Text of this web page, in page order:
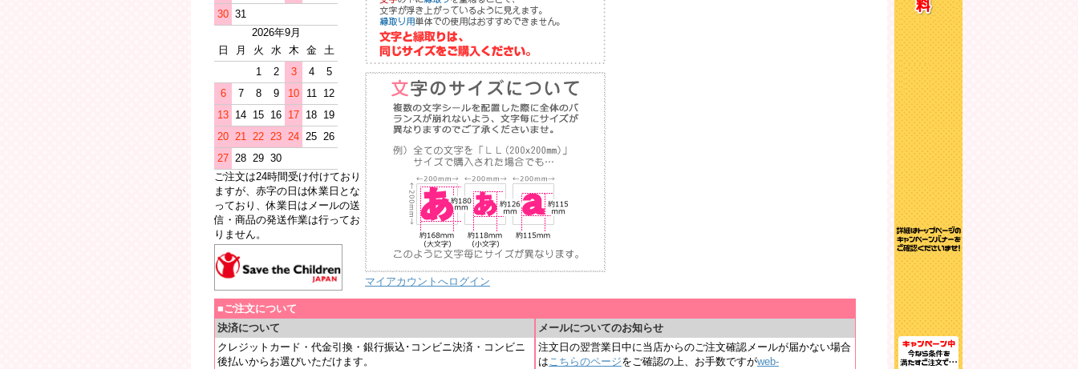
30 31
2026年9月
日
月 火 水 木 金
土
1
2 3 4
5
6
7 8 9 10 11
12
13 14 15 16 17 18 19
20 21 22 23 24 25 26
27 28 29 30
ご注文は24時間受け付けており
ますが、赤字の日は休業日とな
っており、休業日はメールの送
信・商品の発送作業は行ってお
りません。
マイアカウントへログイン
■ご注文について
決済について
クレジットカード・代金引換・銀行振込･コンビニ決済・コンビニ
後払いからお選びいただけます。
メールについてのお知らせ
注文日の翌営業日中に当店からのご注文確認メールが届かない場合
はこちらのページをご確認の上、お手数ですがweb-